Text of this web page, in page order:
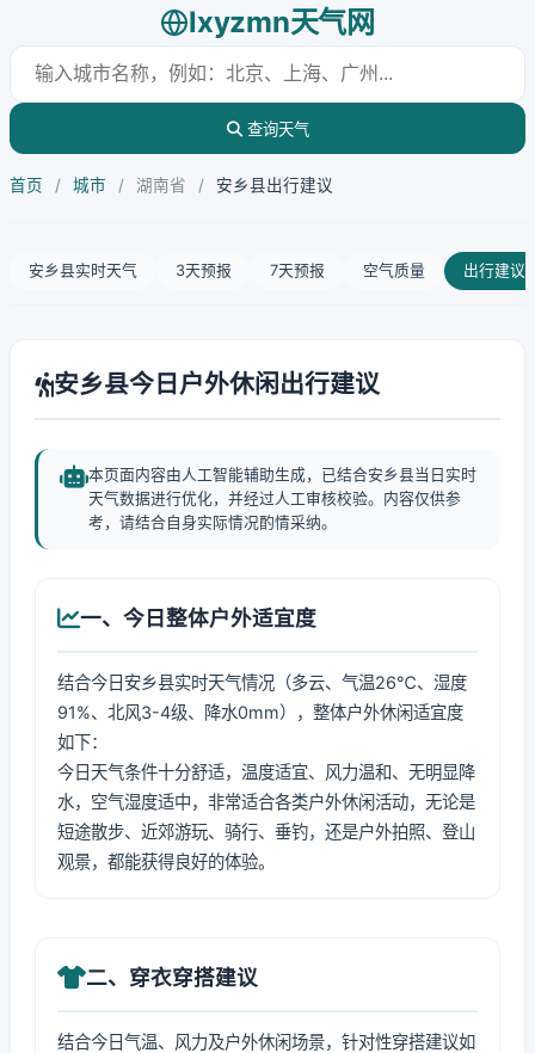
lxyzmn天气网
查询天气
首页 / 城市 / 湖南省 / 安乡县出行建议
安乡县实时天气 3天预报 7天预报 空气质量 出行建议
安乡县今日户外休闲出行建议
本页面内容由人工智能辅助生成，已结合安乡县当日实时
天气数据进行优化，并经过人工审核校验。内容仅供参
考，请结合自身实际情况酌情采纳。
一、今日整体户外适宜度
结合今日安乡县实时天气情况（多云、气温26℃、湿度
91%、北风3-4级、降水0mm），整体户外休闲适宜度
如下：
今日天气条件十分舒适，温度适宜、风力温和、无明显降
水，空气湿度适中，非常适合各类户外休闲活动，无论是
短途散步、近郊游玩、骑行、垂钓，还是户外拍照、登山
观景，都能获得良好的体验。
二、穿衣穿搭建议
结合今日气温、风力及户外休闲场景，针对性穿搭建议如